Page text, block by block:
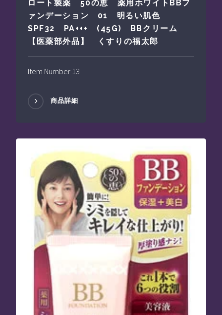
ロート製薬 50の恵 薬用ホワイトBBフ
ァンデーション 01 明るい肌色
SPF32 PA+++ (45G) BBクリーム
【医薬部外品】 くすりの福太郎
Item Number 13
商品詳細